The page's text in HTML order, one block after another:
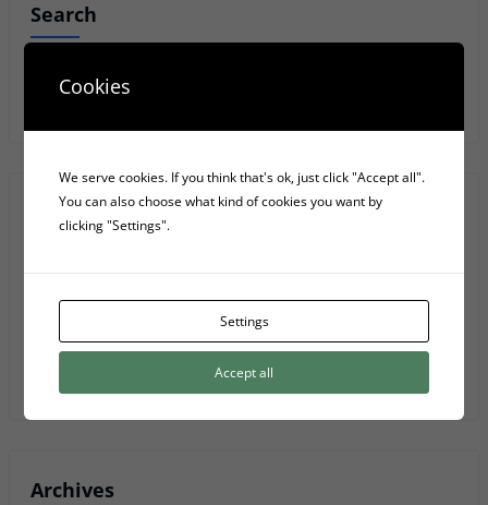
Search
Recent Posts
Les 4 fases elèctriques d’una font d’alimentació d’ordinador
5 Serveis D’emmagatzematge Al Núvol
Archives
Cookies
We serve cookies. If you think that's ok, just click "Accept all".
You can also choose what kind of cookies you want by
clicking "Settings".
Settings
Accept all